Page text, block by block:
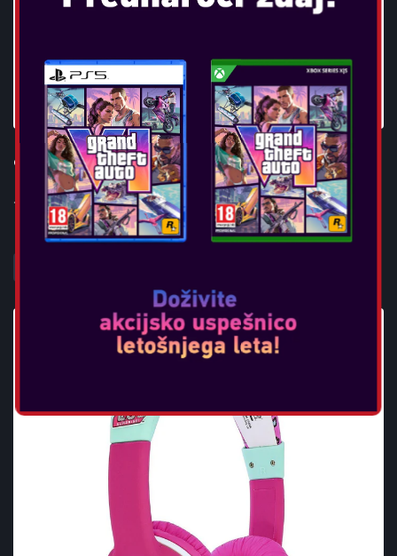
OTL - SUPER MARIO CHILDREN'S HEADPHONES
...